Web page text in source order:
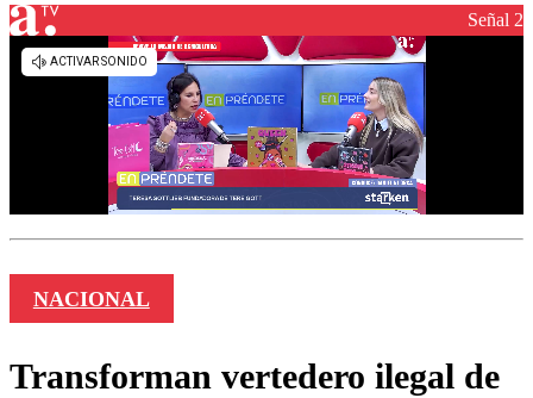
Señal 2
NACIONAL
Transforman vertedero ilegal de